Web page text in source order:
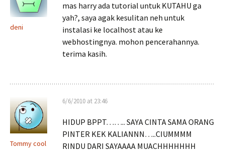
deni
mas harry ada tutorial untuk KUTAHU ga
yah?, saya agak kesulitan neh untuk
instalasi ke localhost atau ke
webhostingnya. mohon pencerahannya.
terima kasih.
Tommy cool
6/6/2010 at 23:46
HIDUP BPPT…….. SAYA CINTA SAMA ORANG
PINTER KEK KALIANNN…..CIUMMMM
RINDU DARI SAYAAAA MUACHHHHHHH